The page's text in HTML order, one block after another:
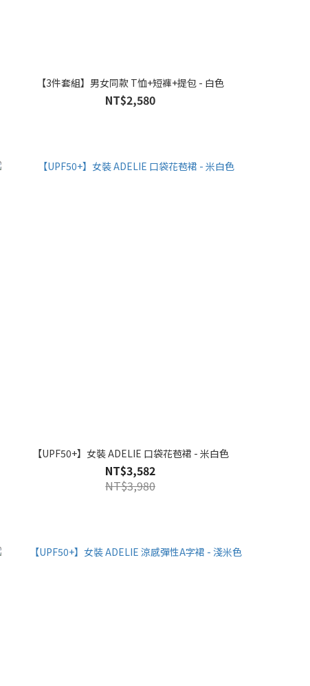
【3件套組】男女同款 T恤+短褲+提包 - 白色
NT$2,580
【UPF50+】女裝 ADELIE 口袋花苞裙 - 米白色
NT$3,582
NT$3,980